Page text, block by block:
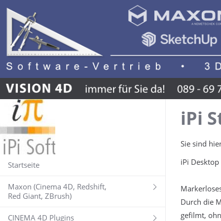
Startseite
Maxon (Cinema 4D, Redshift,
Red Giant, ZBrush)
MAXON ONE
CINEMA 4D Plugins
iPi
Sie sind
iPi Desktop
Durch die
gefilmt,